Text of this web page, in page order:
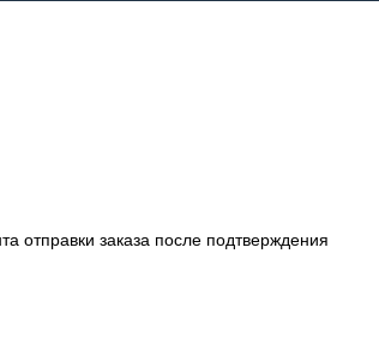
отправки заказа после подтверждения